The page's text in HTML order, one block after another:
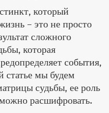
который
– это не просто
сложного
которая
события,
статье мы будем
судьбы, ее роль
расшифровать.